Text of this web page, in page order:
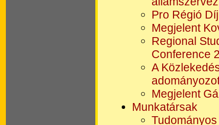
Pro Régió
Megjelent
Regional
Conference
A
Megjelent
Munkatársak